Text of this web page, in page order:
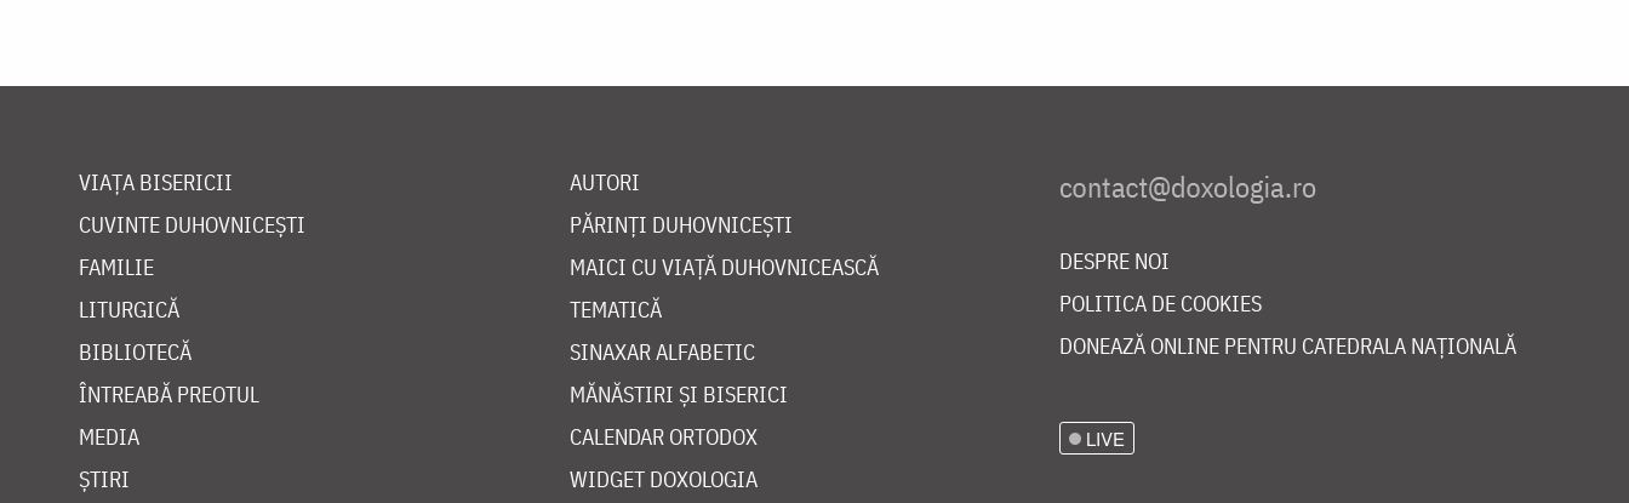
VIAȚA BISERICII
CUVINTE DUHOVNICEȘTI
FAMILIE
LITURGICĂ
BIBLIOTECĂ
ÎNTREABĂ PREOTUL
MEDIA
ȘTIRI
AUTORI
PĂRINȚI DUHOVNICEȘTI
MAICI CU VIAȚĂ DUHOVNICEASCĂ
TEMATICĂ
SINAXAR ALFABETIC
MĂNĂSTIRI ȘI BISERICI
CALENDAR ORTODOX
WIDGET DOXOLOGIA
DESPRE NOI
POLITICA DE COOKIES
DONEAZĂ ONLINE PENTRU CATEDRALA NAȚIONALĂ
LIVE